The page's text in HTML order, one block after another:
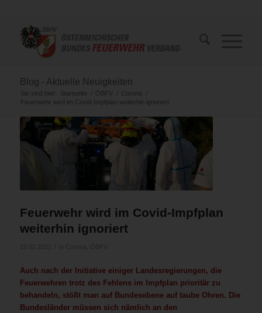
Blog - Aktuelle Neuigkeiten
Sie sind hier: Startseite / ÖBFV / Corona
/
Feuerwehr wird im Covid-Impfplan weiterhin ignoriert
Feuerwehr wird im Covid-Impfplan
weiterhin ignoriert
Auch nach der Initiative einiger Landesregierungen, die
Feuerwehren trotz des Fehlens im Impfplan prioritär zu
behandeln, stößt man auf Bundesebene auf taube Ohren. Die
Bundesländer müssen sich nämlich an den